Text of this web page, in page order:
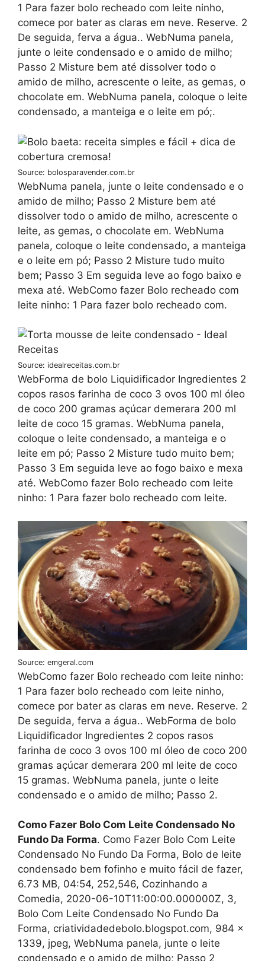
1 Para fazer bolo recheado com leite ninho,
comece por bater as claras em neve. Reserve. 2
De seguida, ferva a água.. WebNuma panela,
junte o leite condensado e o amido de milho;
Passo 2 Misture bem até dissolver todo o
amido de milho, acrescente o leite, as gemas, o
chocolate em. WebNuma panela, coloque o leite
condensado, a manteiga e o leite em pó;.
Source: bolosparavender.com.br
WebNuma panela, junte o leite condensado e o
amido de milho; Passo 2 Misture bem até
dissolver todo o amido de milho, acrescente o
leite, as gemas, o chocolate em. WebNuma
panela, coloque o leite condensado, a manteiga
e o leite em pó; Passo 2 Misture tudo muito
bem; Passo 3 Em seguida leve ao fogo baixo e
mexa até. WebComo fazer Bolo recheado com
leite ninho: 1 Para fazer bolo recheado com.
Source: idealreceitas.com.br
WebForma de bolo Liquidificador Ingredientes 2
copos rasos farinha de coco 3 ovos 100 ml óleo
de coco 200 gramas açúcar demerara 200 ml
leite de coco 15 gramas. WebNuma panela,
coloque o leite condensado, a manteiga e o
leite em pó; Passo 2 Misture tudo muito bem;
Passo 3 Em seguida leve ao fogo baixo e mexa
até. WebComo fazer Bolo recheado com leite
ninho: 1 Para fazer bolo recheado com leite.
Source: emgeral.com
WebComo fazer Bolo recheado com leite ninho:
1 Para fazer bolo recheado com leite ninho,
comece por bater as claras em neve. Reserve. 2
De seguida, ferva a água.. WebForma de bolo
Liquidificador Ingredientes 2 copos rasos
farinha de coco 3 ovos 100 ml óleo de coco 200
gramas açúcar demerara 200 ml leite de coco
15 gramas. WebNuma panela, junte o leite
condensado e o amido de milho; Passo 2.
Como Fazer Bolo Com Leite Condensado No
Fundo Da Forma. Como Fazer Bolo Com Leite
Condensado No Fundo Da Forma, Bolo de leite
condensado bem fofinho e muito fácil de fazer,
6.73 MB, 04:54, 252,546, Cozinhando a
Comedia, 2020-06-10T11:00:00.000000Z, 3,
Bolo Com Leite Condensado No Fundo Da
Forma, criatividadedebolo.blogspot.com, 984 x
1339, jpeg, WebNuma panela, junte o leite
condensado e o amido de milho; Passo 2